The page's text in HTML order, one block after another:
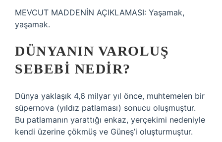
MEVCUT MADDENİN AÇIKLAMASI: Yaşamak,
yaşamak.
DÜNYANIN VAROLUŞ
SEBEBI NEDIR?
Dünya yaklaşık 4,6 milyar yıl önce, muhtemelen bir
süpernova (yıldız patlaması) sonucu oluşmuştur.
Bu patlamanın yarattığı enkaz, yerçekimi nedeniyle
kendi üzerine çökmüş ve Güneş’i oluşturmuştur.